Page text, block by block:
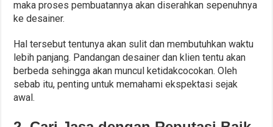
maka proses pembuatannya akan diserahkan sepenuhnya
ke desainer.
Hal tersebut tentunya akan sulit dan membutuhkan waktu
lebih panjang. Pandangan desainer dan klien tentu akan
berbeda sehingga akan muncul ketidakcocokan. Oleh
sebab itu, penting untuk memahami ekspektasi sejak
awal.